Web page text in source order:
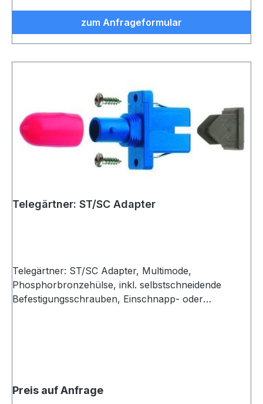
zum Anfrageformular
Telegärtner: ST/SC Adapter
Telegärtner: ST/SC Adapter, Multimode,
Phosphorbronzehülse, inkl. selbstschneidende
Befestigungsschrauben, Einschnapp- oder
Preis auf Anfrage